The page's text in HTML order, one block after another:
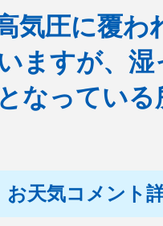
気圧に覆わ
ますが、湿
なってい
お天気コメント